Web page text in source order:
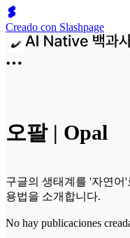
Creado con Slashpage
오팔 | Opal
구글의 생태계를 '자연어
용법을 소개합니다.
No hay publicaciones